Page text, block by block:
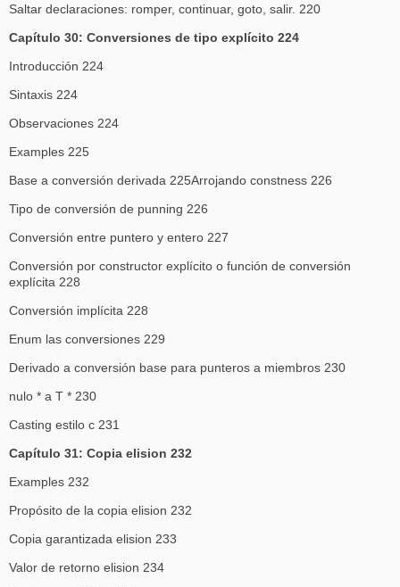
Saltar declaraciones: romper, continuar, goto, salir. 220
Capítulo 30: Conversiones de tipo explícito 224
Introducción 224
Sintaxis 224
Observaciones 224
Examples 225
Base a conversión derivada 225Arrojando constness 226
Tipo de conversión de punning 226
Conversión entre puntero y entero 227
Conversión por constructor explícito o función de conversión
explícita 228
Conversión implícita 228
Enum las conversiones 229
Derivado a conversión base para punteros a miembros 230
nulo * a T * 230
Casting estilo c 231
Capítulo 31: Copia elision 232
Examples 232
Propósito de la copia elision 232
Copia garantizada elision 233
Valor de retorno elision 234